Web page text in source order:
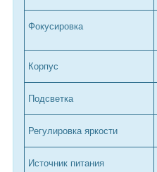
Фокусировка
Корпус
Подсветка
Регулировка яркости
Источник питания